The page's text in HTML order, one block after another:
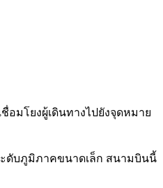
มโยงผู้เดินทางไปยังจุดหมาย
ะดับภูมิภาคขนาดเล็ก สนามบินนี้